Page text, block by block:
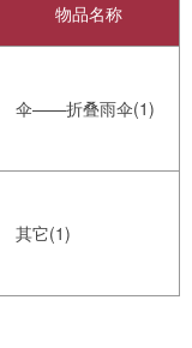
物品名称
伞——折叠雨伞(1)
其它(1)